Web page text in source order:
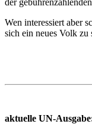
Wen interessiert aber
sich ein neues Volk zu
aktuelle UN-